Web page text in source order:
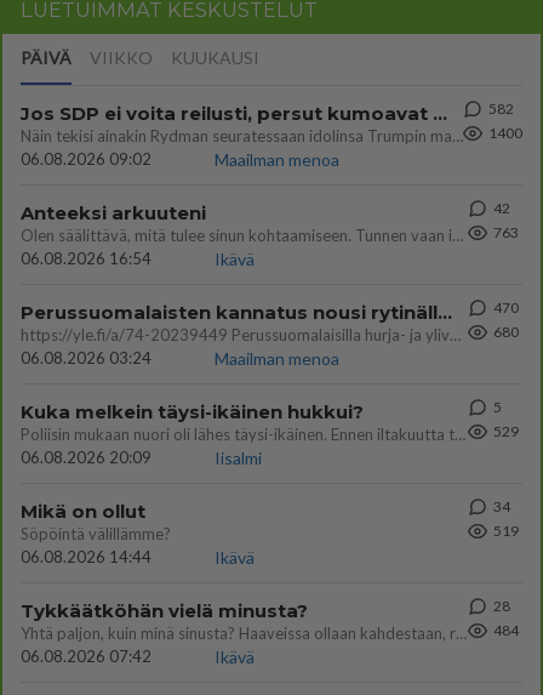
LUETUIMMAT KESKUSTELUT
PÄIVÄ VIIKKO KUUKAUSI
Jos SDP ei voita reilusti, persut kumoavat demokratian Suomesta
Näin tekisi ainakin Rydman seuratessaan idolinsa Trumpin mallia https://www.is.fi/politiikka/art-2000012187244.html
06.08.2026 09:02
Maailman menoa
582
1400
Anteeksi arkuuteni
Olen säälittävä, mitä tulee sinun kohtaamiseen. Tunnen vaan itseni todella epävarmaksi sun kanssa. Jos minun olisi pitän
06.08.2026 16:54
Ikävä
42
763
Perussuomalaisten kannatus nousi rytinällä Ylen tänään julkaisemassa tuoreimmassa gallup-kyselyssä.
https://yle.fi/a/74-20239449 Perussuomalaisilla hurja- ja ylivoimaisesti suurin nousu tässä uudessa Ylen gallupissa. Kyl
06.08.2026 03:24
Maailman menoa
470
680
Kuka melkein täysi-ikäinen hukkui?
Poliisin mukaan nuori oli lähes täysi-ikäinen. Ennen iltakuutta tulleen ilmoituksen mukaan ihminen oli joutunut mahdoll
06.08.2026 20:09
Iisalmi
5
529
Mikä on ollut
Söpöintä välillämme?
06.08.2026 14:44
Ikävä
34
519
Tykkäätköhän vielä minusta?
Yhtä paljon, kuin minä sinusta? Haaveissa ollaan kahdestaan, rauhassa ja lähennytään fyysisesti ja tutustutaan syvemmin
06.08.2026 07:42
Ikävä
28
484